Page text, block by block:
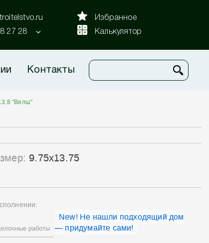
27 28
Избранное
Калькулятор
Контакты
"Велш"
9.75x13.75
New! Не нашли подходящий дом
— придумайте сами!
работы